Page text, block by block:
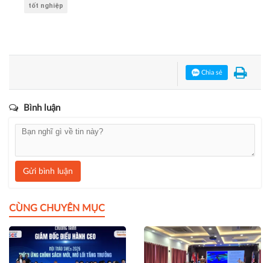
tốt nghiệp
Chia sẻ
Bình luận
Gửi bình luận
CÙNG CHUYÊN MỤC